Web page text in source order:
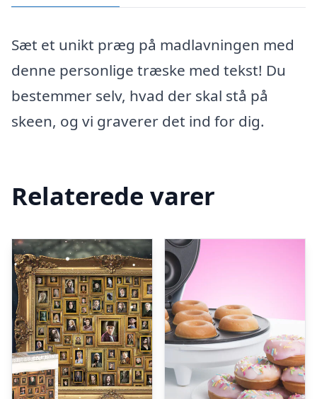
Sæt et unikt præg på madlavningen med
denne personlige træske med tekst! Du
bestemmer selv, hvad der skal stå på
skeen, og vi graverer det ind for dig.
Relaterede varer